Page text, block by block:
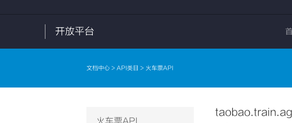
开放平台
文档中心 > API类目 > 火车票API
火车票API